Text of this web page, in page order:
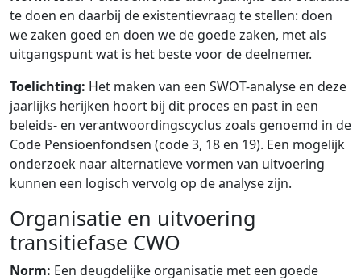
te doen en daarbij de existentievraag te stellen: doen
we zaken goed en doen we de goede zaken, met als
uitgangspunt wat is het beste voor de deelnemer.
Toelichting: Het maken van een SWOT-analyse en deze
jaarlijks herijken hoort bij dit proces en past in een
beleids- en verantwoordingscyclus zoals genoemd in de
Code Pensioenfondsen (code 3, 18 en 19). Een mogelijk
onderzoek naar alternatieve vormen van uitvoering
kunnen een logisch vervolg op de analyse zijn.
Organisatie en uitvoering
transitiefase CWO
Norm: Een deugdelijke organisatie met een goede